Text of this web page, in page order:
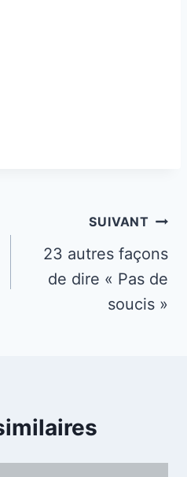
SUIVANT
23 autres façons
de dire « Pas de
soucis »